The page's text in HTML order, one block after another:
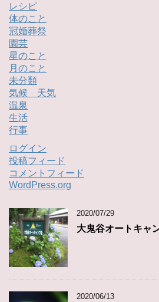
レシピ
体のこと
冠婚葬祭
園芸
星のこと
月のこと
未分類
気候 天気
温泉
生活
行事
ログイン
投稿フィード
コメントフィード
WordPress.org
2020/07/29
大鬼谷オートキャ
2020/06/13